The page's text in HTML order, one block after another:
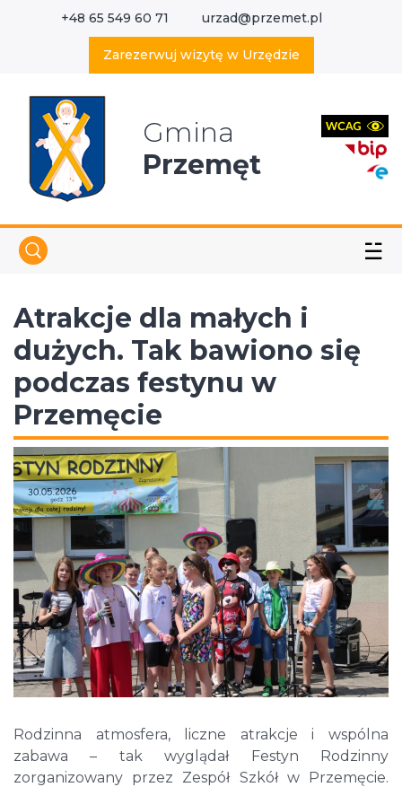
+48 65 549 60 71 urzad@przemet.pl
Zarezerwuj wizytę w Urzędzie
Gmina
Przemęt
☱
Atrakcje dla małych i
dużych. Tak bawiono się
podczas festynu w
Przemęcie
Rodzinna atmosfera, liczne atrakcje i wspólna
zabawa – tak wyglądał Festyn Rodzinny
zorganizowany przez Zespół Szkół w Przemęcie.
Wyszukaj w serwisie